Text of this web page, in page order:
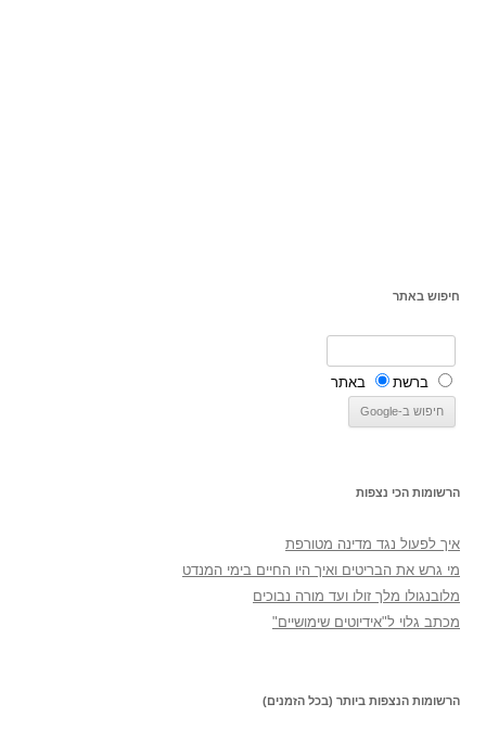
חיפוש באתר
ברשת באתר
הרשומות הכי נצפות
איך לפעול נגד מדינה מטורפת
מי גרש את הבריטים ואיך היו החיים בימי המנדט
מלובנגולו מלך זולו ועד מורה נבוכים
מכתב גלוי ל"אידיוטים שימושיים"
הרשומות הנצפות ביותר (בכל הזמנים)